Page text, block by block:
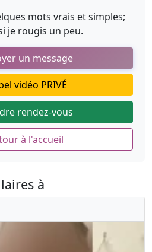
mots vrais et simples;
je rougis un peu.
un message
vidéo PRIVÉ
rendez-vous
à l'accueil
à